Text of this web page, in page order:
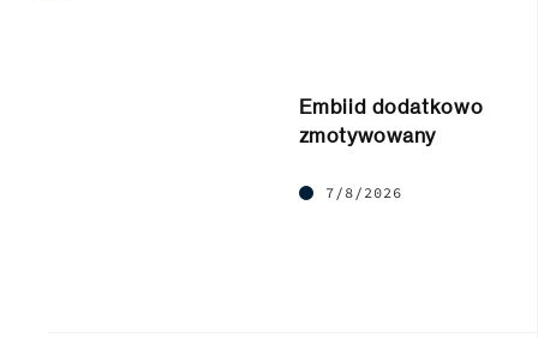
Embiid dodatkowo
zmotywowany
7/8/2026